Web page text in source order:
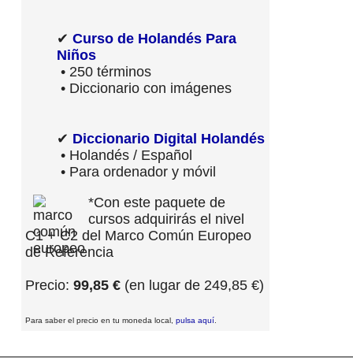
✔ Curso de Holandés Para
Niños
• 250 términos
• Diccionario con imágenes
✔ Diccionario Digital Holandés
• Holandés / Español
• Para ordenador y móvil
*Con este paquete de
cursos adquirirás el nivel
C1 + C2 del Marco Común Europeo
de Referencia
Precio: 99,85 € (en lugar de 249,85 €)
Para saber el precio en tu moneda local, pulsa aquí